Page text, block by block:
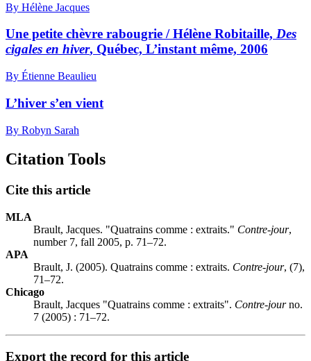
By Hélène Jacques
Une petite chèvre rabougrie / Hélène Robitaille, Des
cigales en hiver, Québec, L’instant même, 2006
By Étienne Beaulieu
L’hiver s’en vient
By Robyn Sarah
Citation Tools
Cite this article
MLA
Brault, Jacques. "Quatrains comme : extraits." Contre-jour,
number 7, fall 2005, p. 71–72.
APA
Brault, J. (2005). Quatrains comme : extraits. Contre-jour, (7),
71–72.
Chicago
Brault, Jacques "Quatrains comme : extraits". Contre-journo.
7 (2005) : 71–72.
Export the record for this article